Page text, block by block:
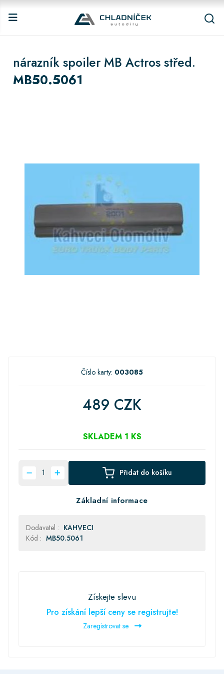
nárazník spoiler MB Actros střed.
MB50.5061
Číslo karty: 003085
489 CZK
SKLADEM 1 KS
Přidat do košíku
Základní informace
Dodavatel : KAHVECI
Kód : MB50.5061
Získejte slevu
Pro získání lepší ceny se registrujte!
Zaregistrovat se